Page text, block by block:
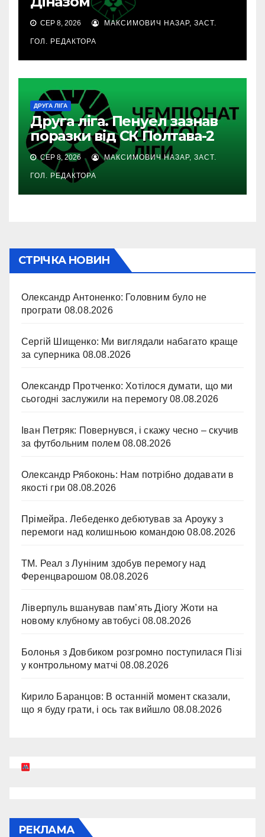
СЕР 8, 2026 МАКСИМОВИЧ НАЗАР, ЗАСТ.
ГОЛ. РЕДАКТОРА
ДРУГА ЛІГА
Друга ліга. Пенуел зазнав
поразки від СК Полтава-2
СЕР 8, 2026 МАКСИМОВИЧ НАЗАР, ЗАСТ.
ГОЛ. РЕДАКТОРА
СТРІЧКА НОВИН
Олександр Антоненко: Головним було не
програти 08.08.2026
Сергій Шищенко: Ми виглядали набагато краще
за суперника 08.08.2026
Олександр Протченко: Хотілося думати, що ми
сьогодні заслужили на перемогу 08.08.2026
Іван Петряк: Повернувся, і скажу чесно – скучив
за футбольним полем 08.08.2026
Олександр Рябоконь: Нам потрібно додавати в
якості гри 08.08.2026
Прімейра. Лебеденко дебютував за Ароуку з
перемоги над колишньою командою 08.08.2026
ТМ. Реал з Луніним здобув перемогу над
Ференцварошом 08.08.2026
Ліверпуль вшанував пам’ять Діогу Жоти на
новому клубному автобусі 08.08.2026
Болонья з Довбиком розгромно поступилася Пізі
у контрольному матчі 08.08.2026
Кирило Баранцов: В останній момент сказали,
що я буду грати, і ось так вийшло 08.08.2026
РЕКЛАМА